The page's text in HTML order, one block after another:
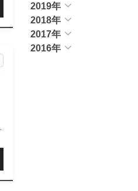
2019年
2018年
2017年
2016年